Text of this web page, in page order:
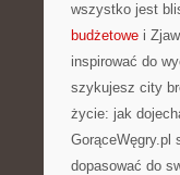
wszystko jest
budżetowe i
inspirować do
szykujesz city
życie: jak
GorąceWęgry.pl
dopasować do